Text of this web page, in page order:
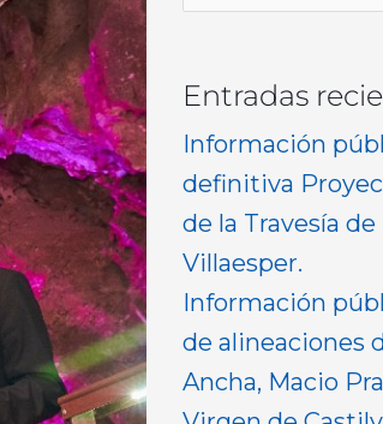
por:
Entradas
Información
definitiva
de la Travesía
Villaesper.
Información
de alineaciones
Ancha, Macio